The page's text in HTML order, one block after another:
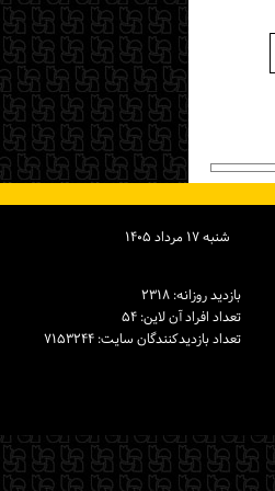
شنبه ۱۷ مرداد ۱۴۰۵
بازدید روزانه: ۲۳۱۸
تعداد افراد آن لاین: ۵۴
تعداد بازدیدكنندگان سایت: ۷۱۵۳۲۴۴